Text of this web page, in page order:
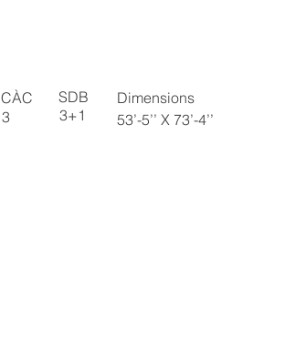
3
CÀC
3+1
SDB
53’-5’’ X 73’-4’’
Dimensions